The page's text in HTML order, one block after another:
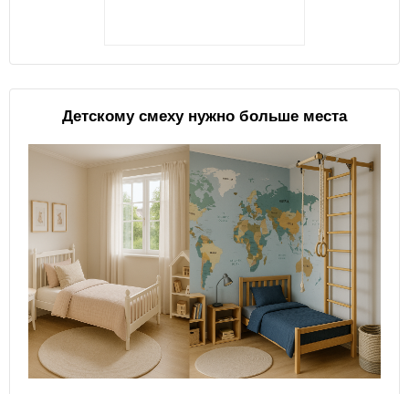
Детскому смеху нужно больше места